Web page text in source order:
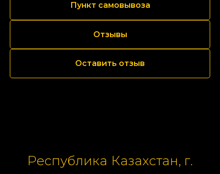
Пункт самовывоза
Отзывы
Оставить отзыв
Республика Казахстан, г.